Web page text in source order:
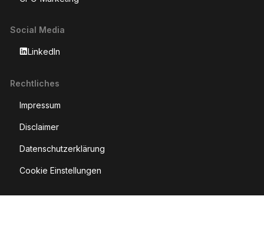
Social Media
LinkedIn
Rechtliches
Impressum
Disclaimer
Datenschutzerklärung
Cookie Einstellungen